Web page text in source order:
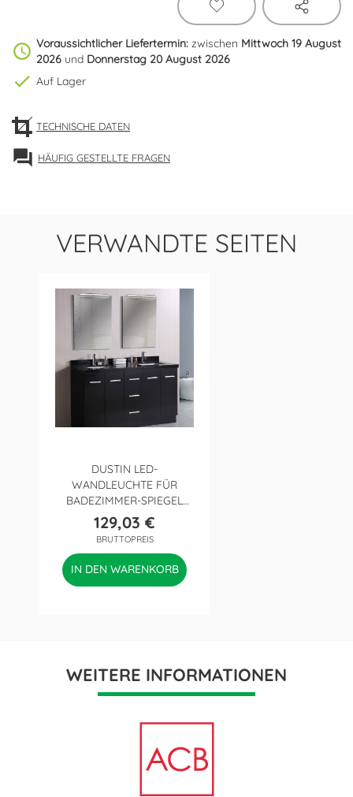
schedule Voraussichtlicher Liefertermin: zwischen Mittwoch 19 August
2026 und Donnerstag 20 August 2026
check Auf Lager
TECHNISCHE DATEN
forum HÄUFIG GESTELLTE FRAGEN
VERWANDTE SEITEN
DUSTIN LED-
WANDLEUCHTE FÜR
BADEZIMMER-SPIEGEL
(10W)
Preis
129,03 €
BRUTTOPREIS
IN DEN WARENKORB
WEITERE INFORMATIONEN